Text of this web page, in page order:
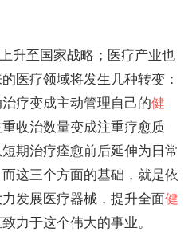
升至国家战略；医疗产业也
医疗领域将发生几种转变：
疗变成主动管理自己的健
收治数量变成注重疗愈质
期治疗痊愈前后延伸为日常
这三个方面的基础，就是依
发展医疗器械，提升全面健
力于这个伟大的事业。